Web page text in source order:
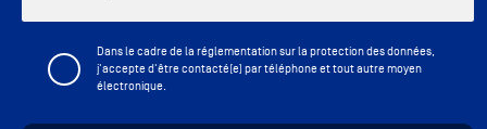
Dans le cadre de la réglementation sur la protection des données,
j'accepte d'être contacté(e) par téléphone et tout autre moyen
électronique.